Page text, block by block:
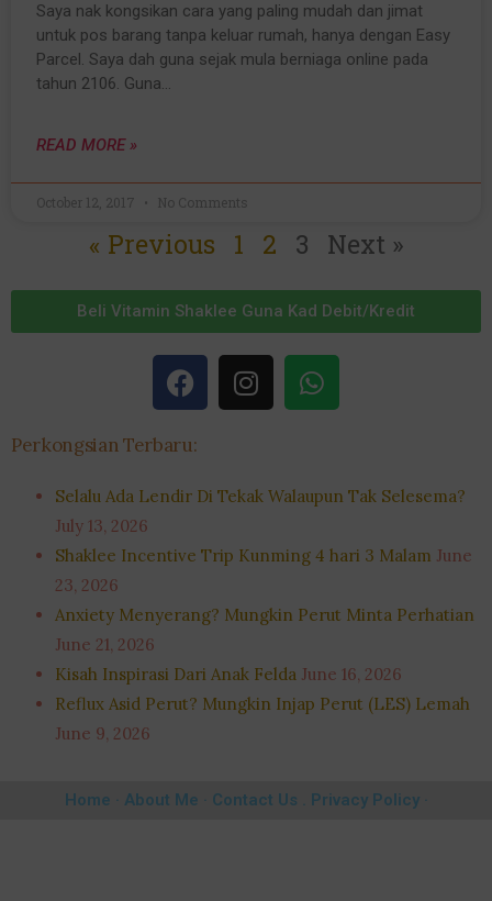
Saya nak kongsikan cara yang paling mudah dan jimat
untuk pos barang tanpa keluar rumah, hanya dengan Easy
Parcel. Saya dah guna sejak mula berniaga online pada
tahun 2106. Guna…
READ MORE »
October 12, 2017 No Comments
« Previous 1 2 3 Next »
Beli Vitamin Shaklee Guna Kad Debit/Kredit
Perkongsian Terbaru:
Selalu Ada Lendir Di Tekak Walaupun Tak Selesema?
July 13, 2026
Shaklee Incentive Trip Kunming 4 hari 3 Malam June
23, 2026
Anxiety Menyerang? Mungkin Perut Minta Perhatian
June 21, 2026
Kisah Inspirasi Dari Anak Felda June 16, 2026
Reflux Asid Perut? Mungkin Injap Perut (LES) Lemah
June 9, 2026
Home · About Me · Contact Us . Privacy Policy ·